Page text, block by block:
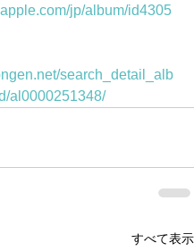
jp/album/id4305
search_detail_alb
al0000251348/
すべて表示